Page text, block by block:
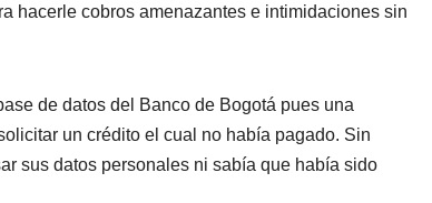
hacerle cobros amenazantes e intimidaciones sin
de datos del Banco de Bogotá pues una
un crédito el cual no había pagado. Sin
sus datos personales ni sabía que había sido